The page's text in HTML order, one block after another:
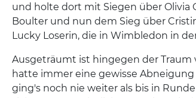
und holte dort mit Siegen über Olivia
Boulter und nun dem Sieg über
Lucky Loserin, die in Wimbledon in
Ausgeträumt ist hingegen der Traum
hatte immer eine gewisse
ging's noch nie weiter als bis in